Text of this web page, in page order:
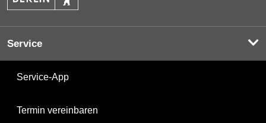
Service
Service-App
Termin vereinbaren